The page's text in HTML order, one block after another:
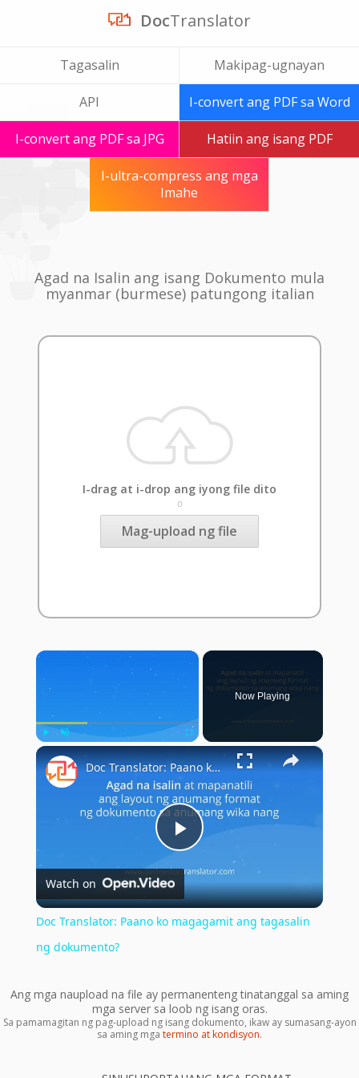
DocTranslator
Tagasalin Makipag-ugnayan
API I-convert ang PDF sa Word
I-convert ang PDF sa JPG Hatiin ang isang PDF
I-ultra-compress ang mga
Imahe
Agad na Isalin ang isang Dokumento mula
myanmar (burmese) patungong italian
I-drag at i-drop ang iyong file dito
o
Mag-upload ng file
×
Play Unmute Fullscreen
Now Playing
×
Play
Video
Doc Translator: Paano ko magagamit ang tagasalin ng dokumento?
Watch on
Doc Translator: Paano ko magagamit ang tagasalin
ng dokumento?
Ang mga naupload na file ay permanenteng tinatanggal sa aming
mga server sa loob ng isang oras.
Sa pamamagitan ng pag-upload ng isang dokumento, ikaw ay sumasang-ayon
sa aming mga termino at kondisyon.